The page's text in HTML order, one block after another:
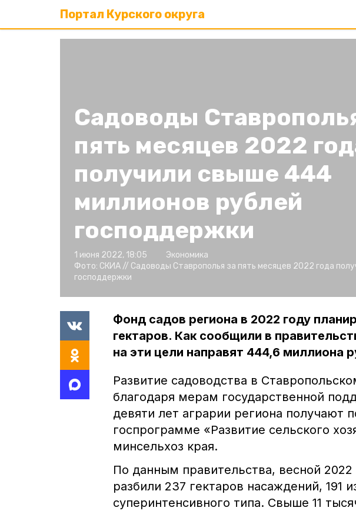
Портал Курского округа
Садоводы
пять месяцев 2022
получили свыше 444
миллионов рублей
господдержки
1 июня 2022, 18:05
Экономика
Фото: СКИА // Садоводы Ставрополья за пять месяцев 2022 года
господдержки
Фонд садов региона в 2022 году
гектаров. Как сообщили в
на эти цели направят 444,6 миллиона
Развитие садоводства в
благодаря мерам государственной
девяти лет аграрии региона получают
госпрограмме «Развитие сельского
минсельхоз края.
По данным правительства, весной
разбили 237 гектаров насаждений, 191
суперинтенсивного типа. Свыше 11